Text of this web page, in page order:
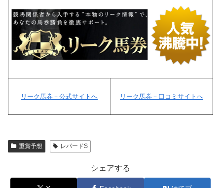
リーク馬券－公式サイトへ リーク馬券－口コミサイトへ
重賞予想 レパードS
シェアする